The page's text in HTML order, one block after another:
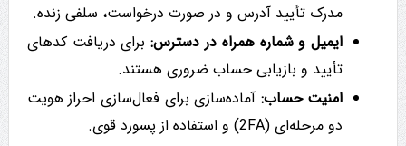
مدرک تأیید آدرس و در صورت درخواست، سلفی زنده.
ایمیل و شماره همراه در دسترس:برای دریافت کدهای
تأیید و بازیابی حساب ضروری هستند.
امنیت حساب: آماده‌سازی برای فعال‌سازی احراز هویت
دو مرحله‌ای (2FA) و استفاده از پسورد قوی.